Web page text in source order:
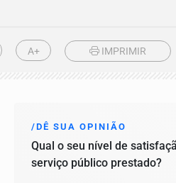
A+ IMPRIMIR
/DÊ SUA OPINIÃO
Qual o seu nível de
serviço público prestado?